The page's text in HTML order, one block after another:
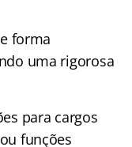
forma
uma rigorosa
para cargos
funções